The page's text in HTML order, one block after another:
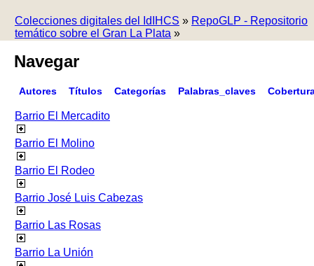
Colecciones digitales del IdIHCS » RepoGLP - Repositorio
temático sobre el Gran La Plata »
Navegar
Autores Títulos Categorías Palabras_claves
Barrio El Mercadito
Barrio El Molino
Barrio El Rodeo
Barrio José Luis Cabezas
Barrio Las Rosas
Barrio La Unión